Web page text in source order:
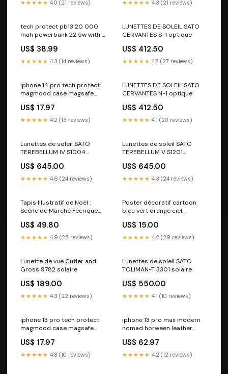
★★★★★ 4.0 (21 reviews) ★★★★★ 4.3 (21 reviews)
tech protect pb13 20 000
mah powerbank 22 5w with 2
PIM_CategoryId_1562
US$ 38.99
★★★★★ 4.3 (14 reviews)
LUNETTES DE SOLEIL SATO
CERVANTES S-1 optique
US$ 412.50
★★★★★ 4.7 (27 reviews)
iphone 14 pro tech protect
magmood case magsafe
PIM_CategoryId_2374
US$ 17.97
★★★★★ 4.2 (13 reviews)
LUNETTES DE SOLEIL SATO
CERVANTES N-1 optique
US$ 412.50
★★★★★ 4.1 (20 reviews)
Lunettes de soleil SATO
TEREBELLUM IV S1004
US$ 645.00
★★★★★ 4.6 (24 reviews)
Lunettes de soleil SATO
TEREBELLUM V S1201
US$ 645.00
★★★★★ 4.3 (24 reviews)
Tapis Illustratif de Noël :
Scène de Marché Féerique
Unique poster klimt
US$ 49.80
★★★★★ 4.9 (25 reviews)
Poster décoratif cartoon
bleu vert orange ciel
chambre enfant design
tendance Size:12" x 18"
US$ 15.00
★★★★★ 4.2 (29 reviews)
Lunette de vue Cutler and
Gross 9782 solaire
US$ 189.00
★★★★★ 4.3 (22 reviews)
Lunettes de soleil SATO
TOLIMAN-T 3301 solaire
US$ 550.00
★★★★★ 4.1 (10 reviews)
iphone 13 pro tech protect
magmood case magsafe
PIM_CategoryId_2966
US$ 17.97
★★★★★ 4.8 (10 reviews)
iphone 13 pro max modern
nomad horween leather
brown PIM_CategoryId_1656
US$ 62.97
★★★★★ 4.2 (12 reviews)